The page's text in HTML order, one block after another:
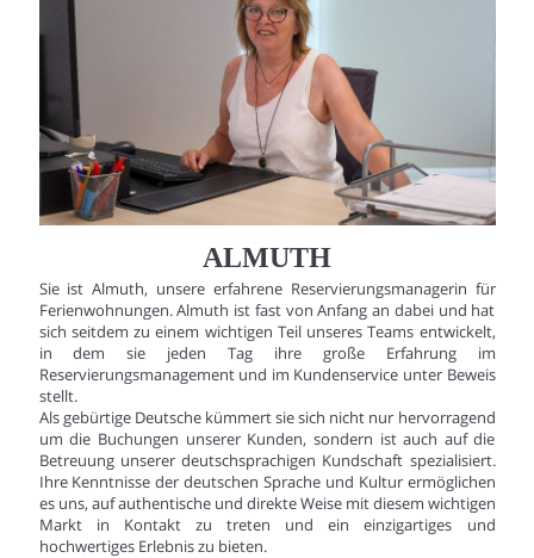
ALMUTH
Sie ist Almuth, unsere erfahrene Reservierungsmanagerin für
Ferienwohnungen. Almuth ist fast von Anfang an dabei und hat
sich seitdem zu einem wichtigen Teil unseres Teams entwickelt,
in dem sie jeden Tag ihre große Erfahrung im
Reservierungsmanagement und im Kundenservice unter Beweis
stellt.
Als gebürtige Deutsche kümmert sie sich nicht nur hervorragend
um die Buchungen unserer Kunden, sondern ist auch auf die
Betreuung unserer deutschsprachigen Kundschaft spezialisiert.
Ihre Kenntnisse der deutschen Sprache und Kultur ermöglichen
es uns, auf authentische und direkte Weise mit diesem wichtigen
Markt in Kontakt zu treten und ein einzigartiges und
hochwertiges Erlebnis zu bieten.